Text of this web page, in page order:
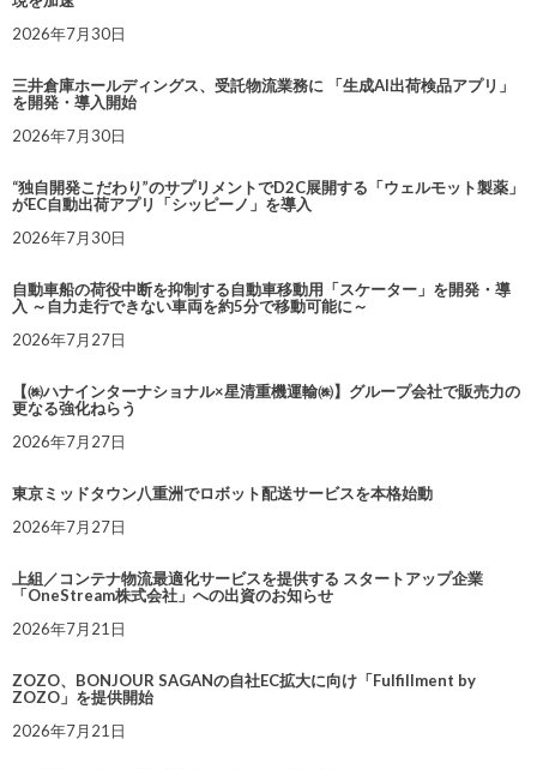
2026年7月30日
三井倉庫ホールディングス、受託物流業務に 「生成AI出荷検品アプリ」
を開発・導入開始
2026年7月30日
“独自開発こだわり”のサプリメントでD2C展開する「ウェルモット製薬」
がEC自動出荷アプリ「シッピーノ」を導入
2026年7月30日
自動車船の荷役中断を抑制する自動車移動用「スケーター」を開発・導
入 ～自力走行できない車両を約5分で移動可能に～
2026年7月27日
【㈱ハナインターナショナル×星清重機運輸㈱】グループ会社で販売力の
更なる強化ねらう
2026年7月27日
東京ミッドタウン八重洲でロボット配送サービスを本格始動
2026年7月27日
上組／コンテナ物流最適化サービスを提供する スタートアップ企業
「OneStream株式会社」への出資のお知らせ
2026年7月21日
ZOZO、BONJOUR SAGANの自社EC拡大に向け「Fulfillment by
ZOZO」を提供開始
2026年7月21日